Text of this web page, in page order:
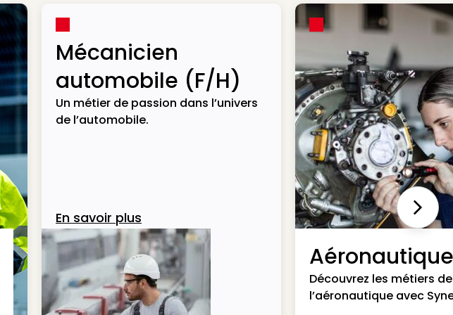
Mécanicien
automobile (F/H)
Un métier de passion dans l’univers
de l’automobile.
En savoir plus
Aéronautique
Découvrez les métiers de
l’aéronautique avec
Next